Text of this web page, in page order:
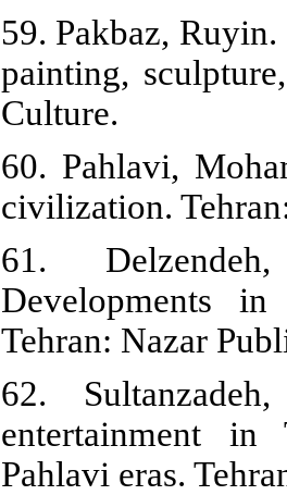
59. Pakbaz,
painting,
Culture.
60. Pahlavi,
civilization.
61.
Developments
Tehran: Nazar
62.
entertainment
Pahlavi eras.